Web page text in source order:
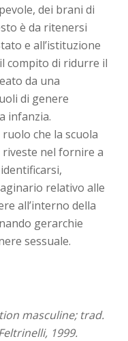
dei brani di
è da ritenersi
e all’istituzione
compito di ridurre il
da una
di genere
infanzia.
che la scuola
nel fornire a
relativo alle
all’interno della
gerarchie
sessuale.
masculine; trad.
1999.